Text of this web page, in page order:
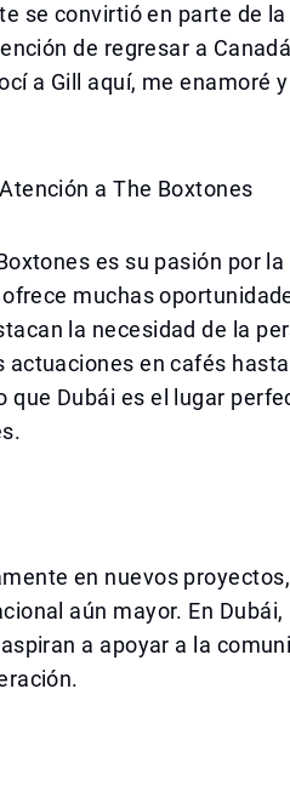
se convirtió en parte de
de regresar a
a Gill aquí, me enamoré
a The Boxtones
es su pasión por
muchas
la necesidad de la
actuaciones en cafés
que Dubái es el lugar
en nuevos
aún mayor. En
a apoyar a la